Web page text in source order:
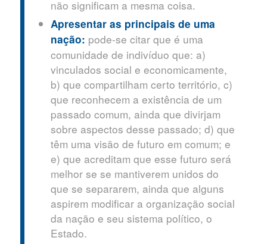
não significam a mesma coisa.
Apresentar as principais de uma
nação: pode-se citar que é uma
comunidade de indivíduo que: a)
vinculados social e economicamente,
b) que compartilham certo território, c)
que reconhecem a existência de um
passado comum, ainda que divirjam
sobre aspectos desse passado; d) que
têm uma visão de futuro em comum; e
e) que acreditam que esse futuro será
melhor se se mantiverem unidos do
que se separarem, ainda que alguns
aspirem modificar a organização social
da nação e seu sistema político, o
Estado.